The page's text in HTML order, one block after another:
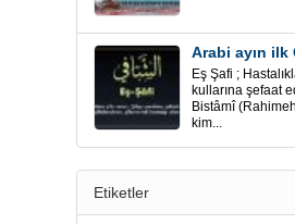
Eş Şafi ;
kullarına şefaat
Bistâmî
kim...
Etiketler